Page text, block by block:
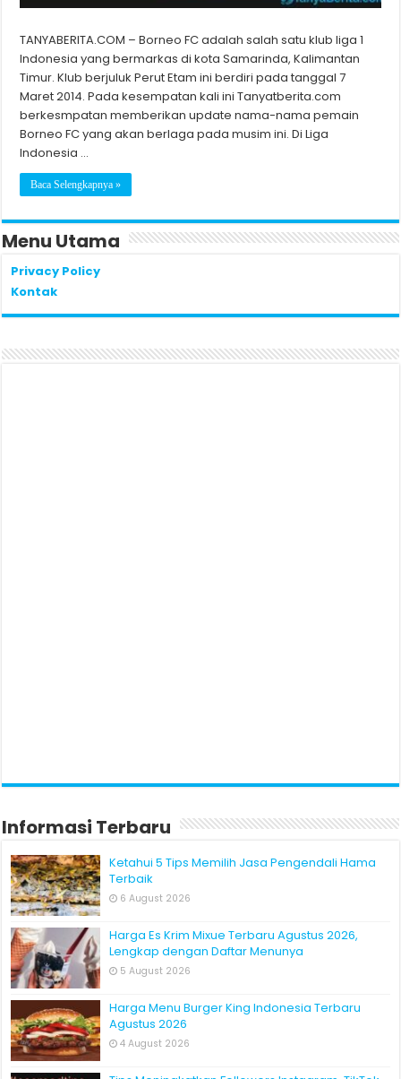
TANYABERITA.COM – Borneo FC adalah salah satu klub liga 1
Indonesia yang bermarkas di kota Samarinda, Kalimantan
Timur. Klub berjuluk Perut Etam ini berdiri pada tanggal 7
Maret 2014. Pada kesempatan kali ini Tanyatberita.com
berkesmpatan memberikan update nama-nama pemain
Borneo FC yang akan berlaga pada musim ini. Di Liga
Indonesia …
Baca Selengkapnya »
Menu Utama
Privacy Policy
Kontak
Informasi Terbaru
Ketahui 5 Tips Memilih Jasa Pengendali Hama
Terbaik
6 August 2026
Harga Es Krim Mixue Terbaru Agustus 2026,
Lengkap dengan Daftar Menunya
5 August 2026
Harga Menu Burger King Indonesia Terbaru
Agustus 2026
4 August 2026